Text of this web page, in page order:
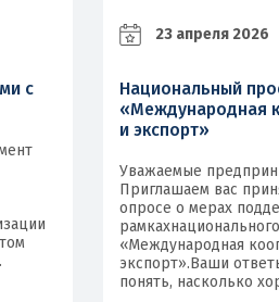
с
23 апреля 2026
Национальный
«Международная
и экспорт»
Уважаемые
Приглашаем вас
опросе о мерах
«Международная
экспорт».Ваши
понять, насколько